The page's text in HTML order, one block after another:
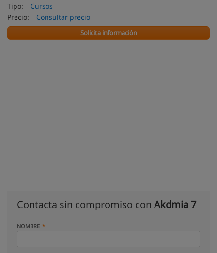
Tipo:
Cursos
Precio:
Consultar precio
Solicita información
Contacta sin compromiso con Akdmia 7
NOMBRE